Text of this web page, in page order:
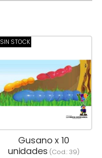
SIN STOCK
Gusano x 10
unidades (Cod.: 39)